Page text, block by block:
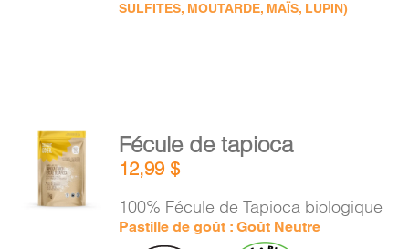
SULFITES, MOUTARDE, MAÏS, LUPIN)
AJOUTER
AU
PANIER
/
DÉTAILS
Fécule de tapioca
12,99$
100% Fécule de Tapioca biologique
Pastille de goût : Goût Neutre